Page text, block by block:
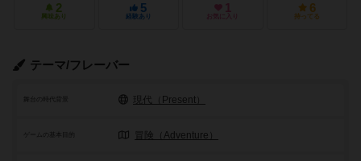
2
興味あり
5
経験あり
1
お気に入り
6
持ってる
テーマ/フレーバー
舞台の時代背景 現代（Present）
冒険（Adventure）